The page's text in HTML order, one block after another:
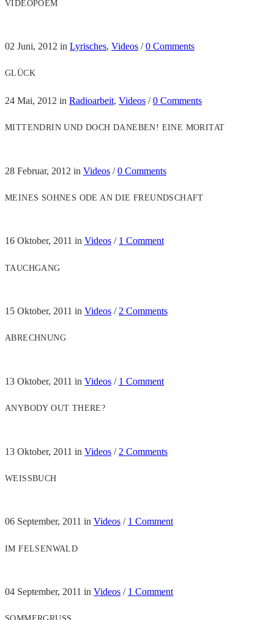
VIDEOPOEM
02 Juni, 2012 in Lyrisches, Videos /0 Comments
GLÜCK
24 Mai, 2012 in Radioarbeit, Videos /0 Comments
MITTENDRIN UND DOCH DANEBEN! EINE MORITAT
28 Februar, 2012 in Videos /0 Comments
MEINES SOHNES ODE AN DIE FREUNDSCHAFT
16 Oktober, 2011 in Videos / 1 Comment
TAUCHGANG
15 Oktober, 2011 in Videos / 2 Comments
ABRECHNUNG
13 Oktober, 2011 in Videos / 1 Comment
ANYBODY OUT THERE?
13 Oktober, 2011 in Videos / 2 Comments
WEISSBUCH
06 September, 2011 in Videos / 1 Comment
IM FELSENWALD
04 September, 2011 in Videos / 1 Comment